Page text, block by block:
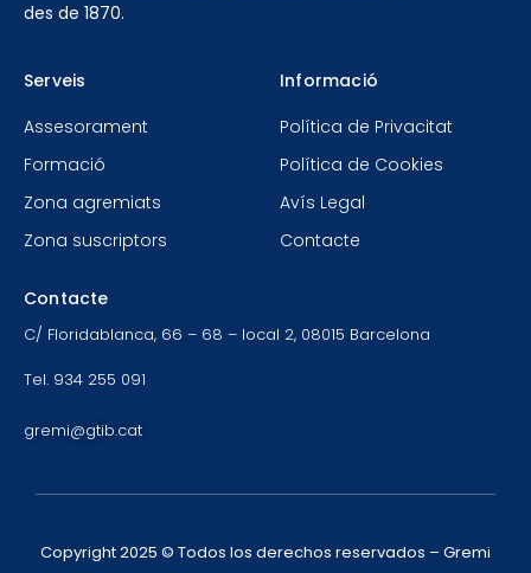
des de 1870.
Serveis
Assesorament
Formació
Zona agremiats
Zona suscriptors
Informació
Política de Privacitat
Política de Cookies
Avís Legal
Contacte
Contacte
C/ Floridablanca, 66 – 68 – local 2, 08015 Barcelona
Tel. 934 255 091
gremi@gtib.cat
Copyright 2025 © Todos los derechos reservados – Gremi